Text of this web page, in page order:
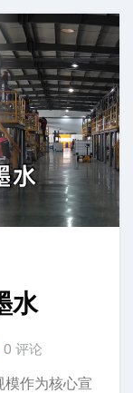
水
0 评论
模作为核心宣